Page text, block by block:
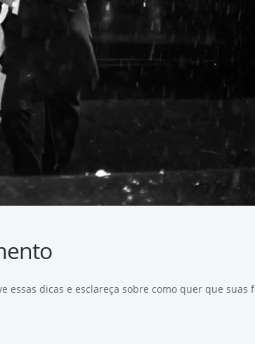
dicas e esclareça sobre como quer que suas